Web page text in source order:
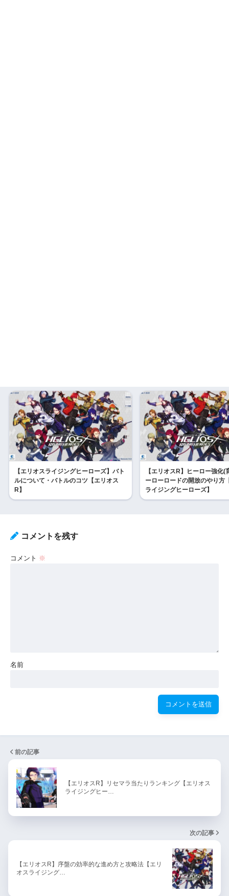
【エリオスライジングヒーローズ】バト
ルについて・バトルのコツ【エリオス
R】
【エリオスR】ヒーロー強化(
ーローロードの開放のやり方
ライジングヒーローズ】
コメントを残す
コメント ※
名前
前の記事
【エリオスR】リセマラ当たりランキング【エリオス
ライジングヒー…
次の記事
【エリオスR】序盤の効率的な進め方と攻略法【エリ
オスライジング…